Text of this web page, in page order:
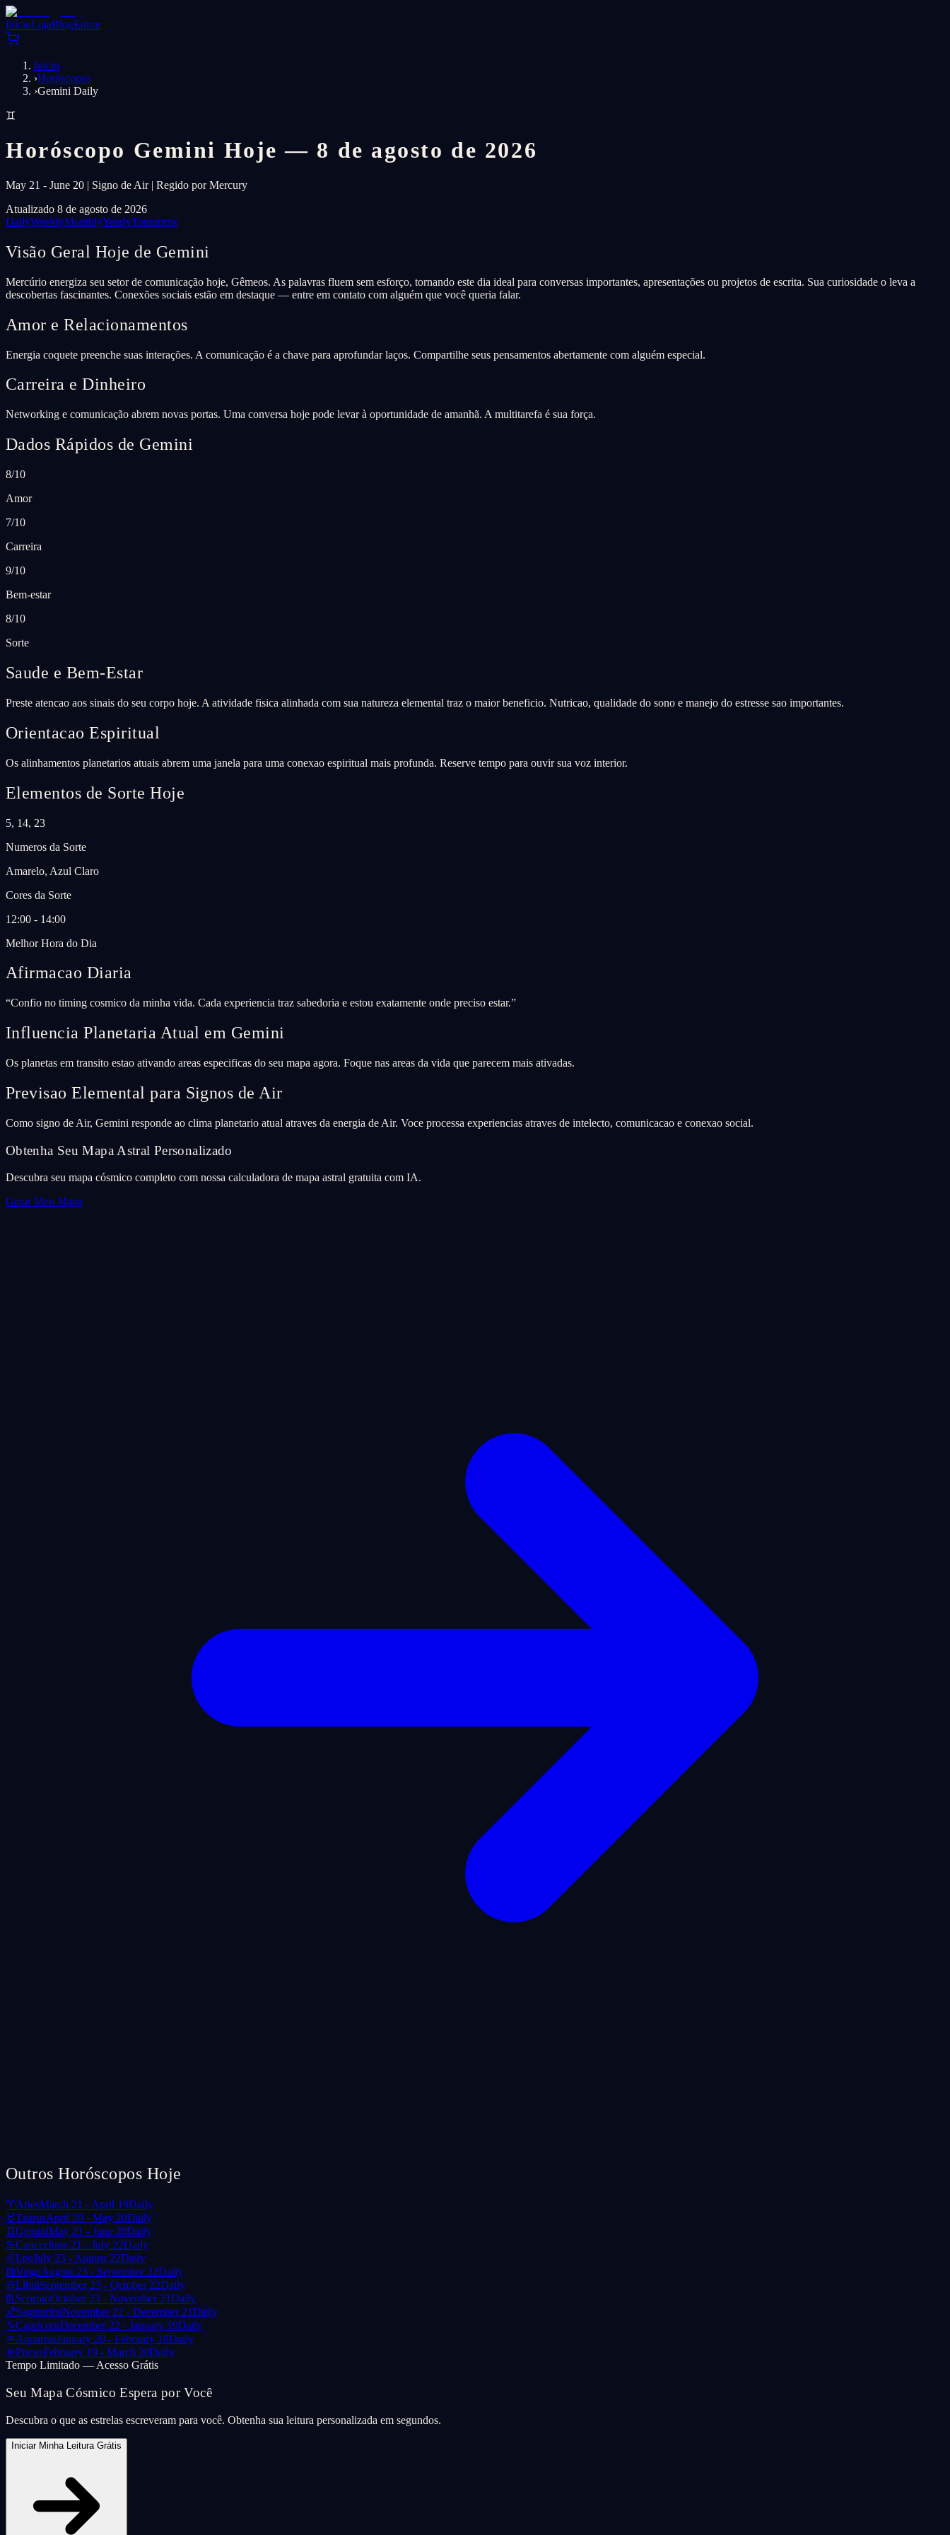
InícioLojaBlogEntrar
Início
›Horóscopos
›Gemini Daily
♊
Horóscopo Gemini Hoje — 8 de agosto de 2026
May 21 - June 20 | Signo de Air | Regido por Mercury
Atualizado 8 de agosto de 2026
DailyWeeklyMonthlyYearlyTomorrow
Visão Geral Hoje de Gemini
Mercúrio energiza seu setor de comunicação hoje, Gêmeos. As palavras fluem sem esforço, tornando este dia ideal para conversas importantes, apresentações ou projetos de escrita. Sua curiosidade o leva a
descobertas fascinantes. Conexões sociais estão em destaque — entre em contato com alguém que você queria falar.
Amor e Relacionamentos
Energia coquete preenche suas interações. A comunicação é a chave para aprofundar laços. Compartilhe seus pensamentos abertamente com alguém especial.
Carreira e Dinheiro
Networking e comunicação abrem novas portas. Uma conversa hoje pode levar à oportunidade de amanhã. A multitarefa é sua força.
Dados Rápidos de Gemini
8/10
Amor
7/10
Carreira
9/10
Bem-estar
8/10
Sorte
Saude e Bem-Estar
Preste atencao aos sinais do seu corpo hoje. A atividade fisica alinhada com sua natureza elemental traz o maior beneficio. Nutricao, qualidade do sono e manejo do estresse sao importantes.
Orientacao Espiritual
Os alinhamentos planetarios atuais abrem uma janela para uma conexao espiritual mais profunda. Reserve tempo para ouvir sua voz interior.
Elementos de Sorte Hoje
5, 14, 23
Numeros da Sorte
Amarelo, Azul Claro
Cores da Sorte
12:00 - 14:00
Melhor Hora do Dia
Afirmacao Diaria
“Confio no timing cosmico da minha vida. Cada experiencia traz sabedoria e estou exatamente onde preciso estar.”
Influencia Planetaria Atual em Gemini
Os planetas em transito estao ativando areas especificas do seu mapa agora. Foque nas areas da vida que parecem mais ativadas.
Previsao Elemental para Signos de Air
Como signo de Air, Gemini responde ao clima planetario atual atraves da energia de Air. Voce processa experiencias atraves de intelecto, comunicacao e conexao social.
Obtenha Seu Mapa Astral Personalizado
Descubra seu mapa cósmico completo com nossa calculadora de mapa astral gratuita com IA.
Gerar Meu Mapa
Outros Horóscopos Hoje
♈AriesMarch 21 - April 19Daily
♉TaurusApril 20 - May 20Daily
♊GeminiMay 21 - June 20Daily
♋CancerJune 21 - July 22Daily
♌LeoJuly 23 - August 22Daily
♍VirgoAugust 23 - September 22Daily
♎LibraSeptember 23 - October 22Daily
♏ ScorpioOctober 23 - November 21Daily
♐SagittariusNovember 22 - December 21Daily
♑CapricornDecember 22 - January 19Daily
♒AquariusJanuary 20 - February 18Daily
♓PiscesFebruary 19 - March 20Daily
Tempo Limitado — Acesso Grátis
Seu Mapa Cósmico Espera por Você
Descubra o que as estrelas escreveram para você. Obtenha sua leitura personalizada em segundos.
Iniciar Minha Leitura Grátis